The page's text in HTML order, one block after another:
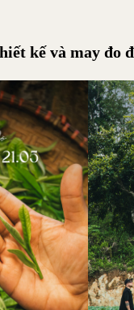
kế và may đo